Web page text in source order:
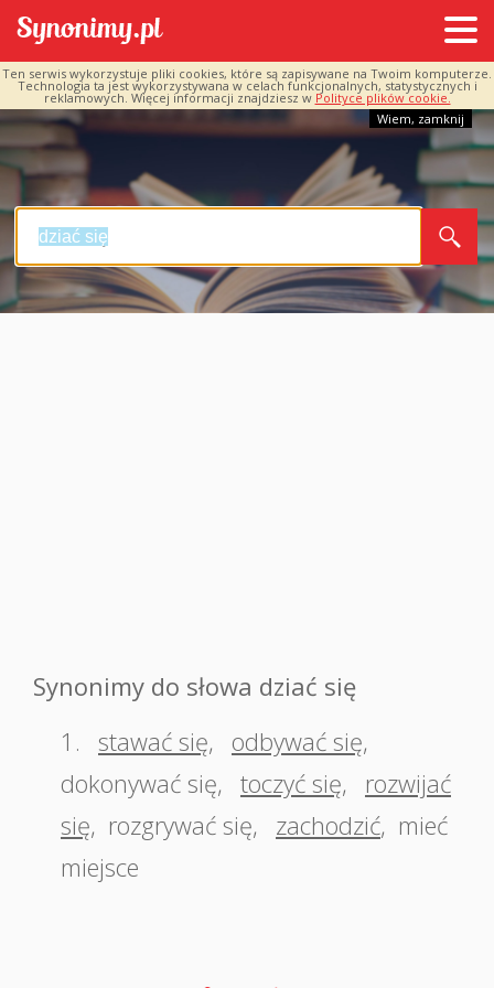
Ten serwis wykorzystuje pliki cookies, które są zapisywane na Twoim komputerze.
Technologia ta jest wykorzystywana w celach funkcjonalnych, statystycznych i
reklamowych. Więcej informacji znajdziesz w Polityce plików cookie.
Wiem, zamknij
Synonimy do słowa dziać się
1.
stawać się, odbywać się,
dokonywać się, toczyć się,
rozwijać
się, rozgrywać się, zachodzić, mieć
miejsce